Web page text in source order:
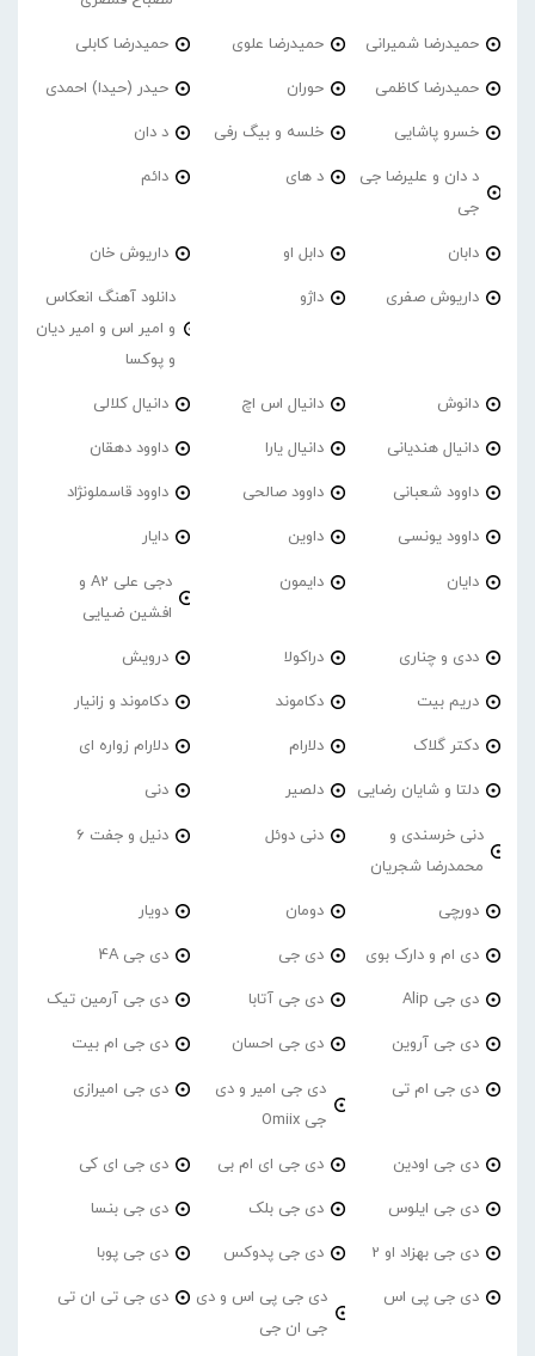
حمیدرضا شمیرانی حمیدرضا علوی حمیدرضا کابلی
حمیدرضا کاظمی حوران حیدر (حیدا) احمدی
خسرو پاشایی خلسه و بیگ رفی د دان
د دان و علیرضا جی
جی
د های دائم
دابان دابل او داریوش خان
داریوش صفری داژو
دانلود آهنگ انعکاس
و امیر اس و امیر دیان
و پوکسا
دانوش دانیال اس اچ دانیال کلالی
دانیال هندیانی دانیال یارا داوود دهقان
داوود شعبانی داوود صالحی داوود قاسملونژاد
داوود یونسی داوین دایار
دایان دایمون
دجی علی A2 و
افشین ضیایی
ددی و چناری دراکولا درویش
دریم بیت دکاموند دکاموند و زانیار
دکتر گلاک دلارام دلارام زواره ای
دلتا و شایان رضایی دلصیر دنی
دنی خرسندی و
محمدرضا شجریان
دنی دوئل دنیل و جفت 6
دورچی دومان دویار
دی ام و دارک بوی دی جی دی جی 4A
دی جی Alip دی جی آتابا دی جی آرمین تیک
دی جی آروین دی جی احسان دی جی ام بیت
دی جی ام تی
دی جی امیر و دی
جی Omiix
دی جی امیرازی
دی جی اودین دی جی ای ام بی دی جی ای کی
دی جی ایلوس دی جی بلک دی جی بنسا
دی جی بهزاد او 2 دی جی پدوکس دی جی پوبا
دی جی پی اس
دی جی پی اس و دی
جی ان جی
دی جی تی ان تی